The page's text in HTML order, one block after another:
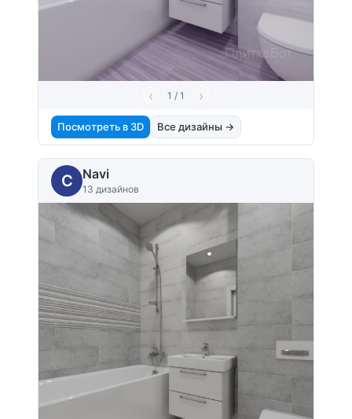
‹ 1 / 1 ›
Посмотреть в 3D Все дизайны →
C Navi
13 дизайнов